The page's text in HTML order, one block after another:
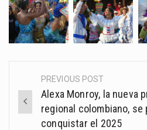
Post
navigation
PREVIOUS POST
Alexa Monroy, la nueva
regional colombiano, se
conquistar el 2025